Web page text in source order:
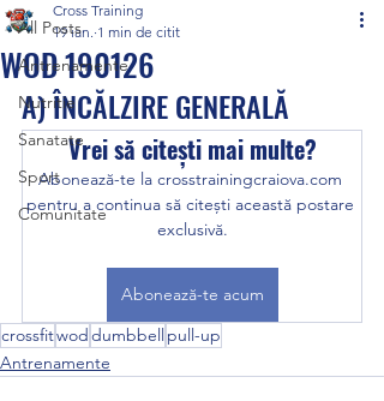
All Posts
Antrenamente
Nutritie
Sanatate
Sport
Comunitate
WOD 190126
Cross Training
19 ian. 1 min de citit
A) ÎNCĂLZIRE GENERALĂ
Vrei să citești mai multe?
Abonează-te la crosstrainingcraiova.com
pentru a continua să citești această postare
exclusivă.
Abonează-te acum
crossfitwod dumbbell pull-up
Antrenamente